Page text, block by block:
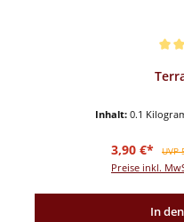
Inhalt: 0.1
3,90 €* UVP
Preise inkl.
In